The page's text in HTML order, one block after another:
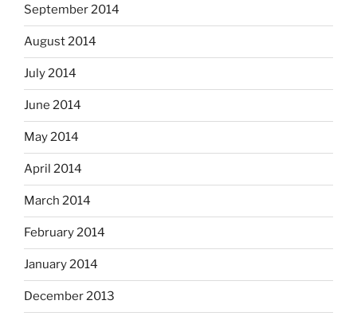
September 2014
August 2014
July 2014
June 2014
May 2014
April 2014
March 2014
February 2014
January 2014
December 2013